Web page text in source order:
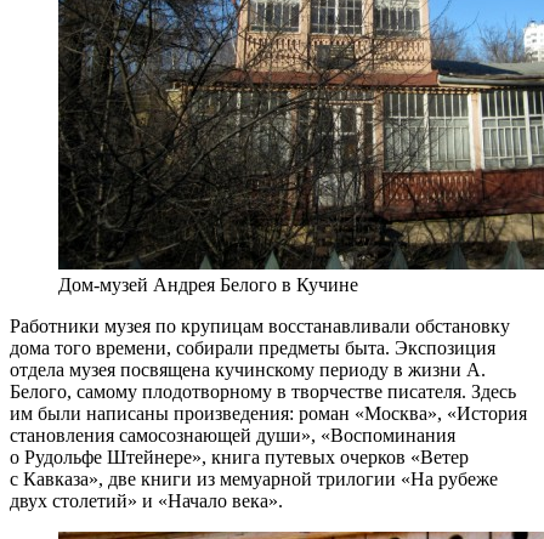
Дом-музей Андрея Белого в Кучине
Работники музея по крупицам восстанавливали обстановку
дома того времени, собирали предметы быта. Экспозиция
отдела музея посвящена кучинскому периоду в жизни А.
Белого, самому плодотворному в творчестве писателя. Здесь
им были написаны произведения: роман «Москва», «История
становления самосознающей души», «Воспоминания
о Рудольфе Штейнере», книга путевых очерков «Ветер
с Кавказа», две книги из мемуарной трилогии «На рубеже
двух столетий» и «Начало века».